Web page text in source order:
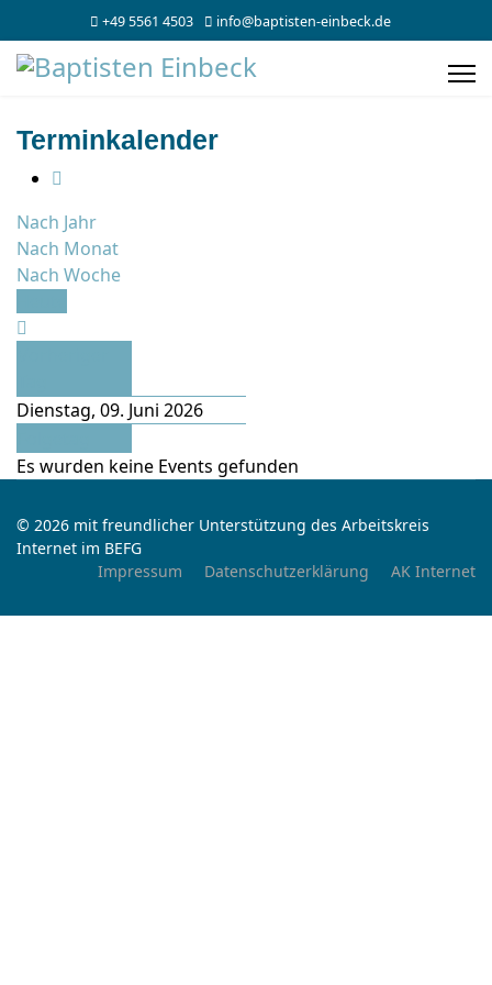
+49 5561 4503 info@baptisten-einbeck.de
Terminkalender
Nach Jahr
Nach Monat
Nach Woche
Dienstag, 09. Juni 2026
Es wurden keine Events gefunden
© 2026 mit freundlicher Unterstützung des Arbeitskreis
Internet im BEFG
Impressum
Datenschutzerklärung AK Internet